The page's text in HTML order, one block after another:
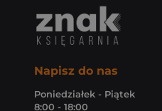
Napisz do nas
Poniedziałek - Piątek
8:00 - 18:00